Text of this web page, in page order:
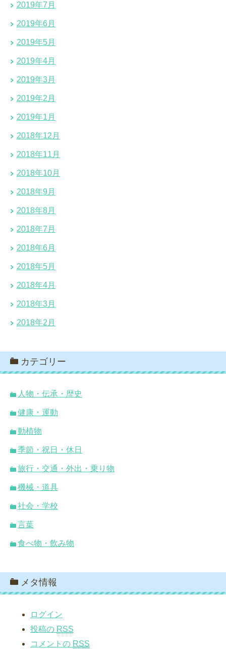
2019年7月
2019年6月
2019年5月
2019年4月
2019年3月
2019年2月
2019年1月
2018年12月
2018年11月
2018年10月
2018年9月
2018年8月
2018年7月
2018年6月
2018年5月
2018年4月
2018年3月
2018年2月
カテゴリー
人物・伝承・歴史
健康・運動
動植物
季節・祝日・休日
旅行・交通・外出・乗り物
機械・道具
社会・学校
言葉
食べ物・飲み物
メタ情報
ログイン
投稿の RSS
コメントの RSS